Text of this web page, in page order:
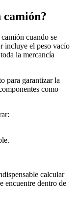
camión?
cuando se
incluye el peso vacío
la mercancía
para garantizar la
como
calcular
encuentre dentro de